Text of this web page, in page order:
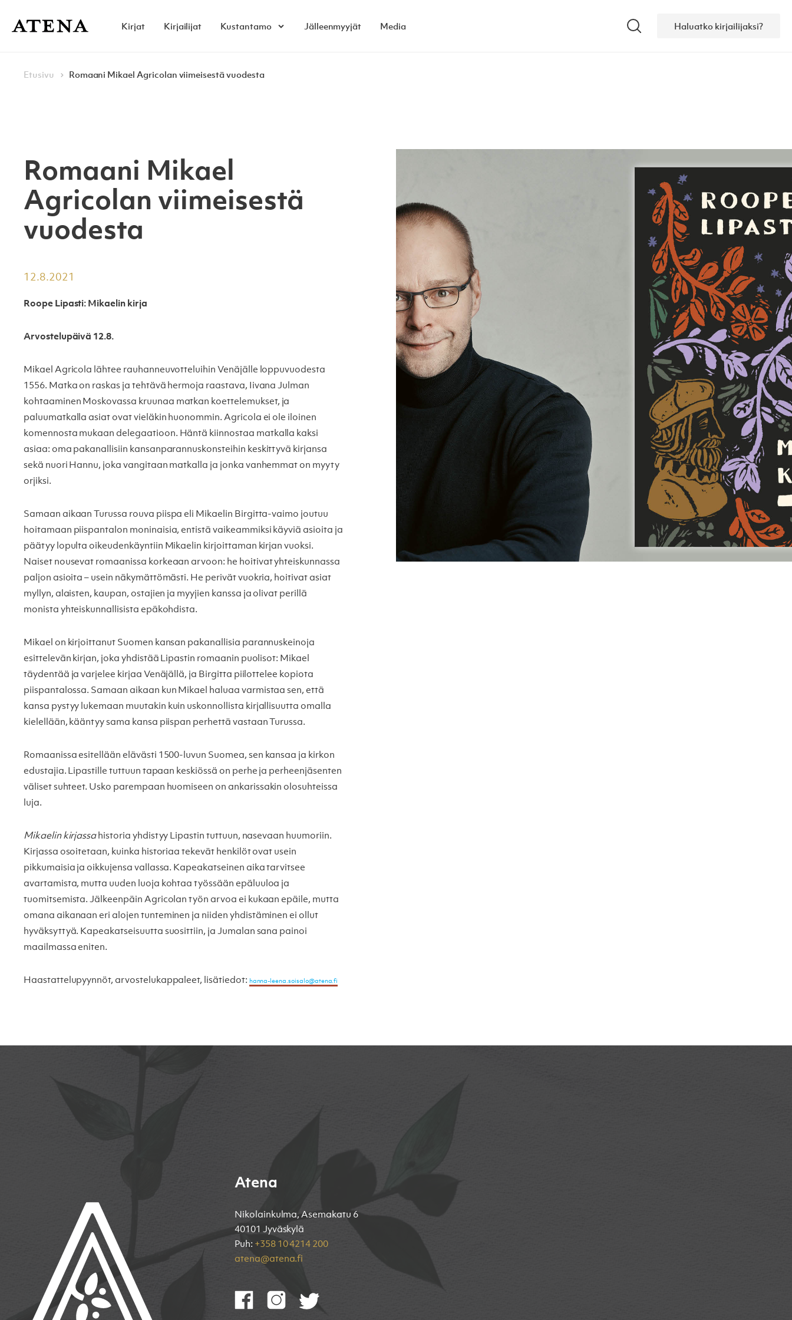
Atena Kustannus
Kirjat Kirjailijat Kustantamo Open child menu
Jälleenmyyjät Media Haluatko kirjailijaksi?
Hae
Navigoi
Browse:
Etusivu Romaani Mikael Agricolan viimeisestä vuodesta
Romaani Mikael
Agricolan viimeisestä
vuodesta
12.8.2021
Roope Lipasti: Mikaelin kirja
Arvostelupäivä 12.8.
Mikael Agricola lähtee rauhanneuvotteluihin Venäjälle loppuvuodesta
1556. Matka on raskas ja tehtävä hermoja raastava, Iivana Julman
kohtaaminen Moskovassa kruunaa matkan koettelemukset, ja
paluumatkalla asiat ovat vieläkin huonommin. Agricola ei ole iloinen
komennosta mukaan delegaatioon. Häntä kiinnostaa matkalla kaksi
asiaa: oma pakanallisiin kansanparannuskonsteihin keskittyvä kirjansa
sekä nuori Hannu, joka vangitaan matkalla ja jonka vanhemmat on myyty
orjiksi.
Samaan aikaan Turussa rouva piispa eli Mikaelin Birgitta-vaimo joutuu
hoitamaan piispantalon moninaisia, entistä vaikeammiksi käyviä asioita ja
päätyy lopulta oikeudenkäyntiin Mikaelin kirjoittaman kirjan vuoksi.
Naiset nousevat romaanissa korkeaan arvoon: he hoitivat yhteiskunnassa
paljon asioita – usein näkymättömästi. He perivät vuokria, hoitivat asiat
myllyn, alaisten, kaupan, ostajien ja myyjien kanssa ja olivat perillä
monista yhteiskunnallisista epäkohdista.
Mikael on kirjoittanut Suomen kansan pakanallisia parannuskeinoja
esittelevän kirjan, joka yhdistää Lipastin romaanin puolisot: Mikael
täydentää ja varjelee kirjaa Venäjällä, ja Birgitta piilottelee kopiota
piispantalossa. Samaan aikaan kun Mikael haluaa varmistaa sen, että
kansa pystyy lukemaan muutakin kuin uskonnollista kirjallisuutta omalla
kielellään, kääntyy sama kansa piispan perhettä vastaan Turussa.
Romaanissa esitellään elävästi 1500-luvun Suomea, sen kansaa ja kirkon
edustajia. Lipastille tuttuun tapaan keskiössä on perhe ja perheenjäsenten
väliset suhteet. Usko parempaan huomiseen on ankarissakin olosuhteissa
luja.
Mikaelin kirjassahistoria yhdistyy Lipastin tuttuun, nasevaan huumoriin.
Kirjassa osoitetaan, kuinka historiaa tekevät henkilöt ovat usein
pikkumaisia ja oikkujensa vallassa. Kapeakatseinen aika tarvitsee
avartamista, mutta uuden luoja kohtaa työssään epäluuloa ja
tuomitsemista. Jälkeenpäin Agricolan työn arvoa ei kukaan epäile, mutta
omana aikanaan eri alojen tunteminen ja niiden yhdistäminen ei ollut
hyväksyttyä. Kapeakatseisuutta suosittiin, ja Jumalan sana painoi
maailmassa eniten.
Haastattelupyynnöt, arvostelukappaleet, lisätiedot: hanna-leena.soisalo@atena.fi
Atena
Nikolainkulma, Asemakatu 6
40101 Jyväskylä
Puh: +358 10 4214 200
atena@atena.fi